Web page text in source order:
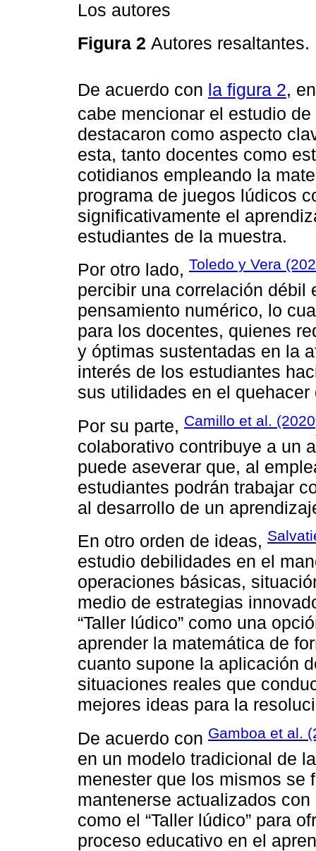
Los autores
Figura 2 Autores resaltantes.
De acuerdo con la figura 2,
cabe mencionar el estudio de
destacaron como aspecto
esta, tanto docentes como
cotidianos empleando la
programa de juegos lúdicos
significativamente el
estudiantes de la muestra.
Por otro lado, Toledo y Vera
percibir una correlación débil
pensamiento numérico, lo
para los docentes, quienes
y óptimas sustentadas en la
interés de los estudiantes
sus utilidades en el quehacer
Por su parte, Camillo et al. (2020
colaborativo contribuye a un
puede aseverar que, al
estudiantes podrán trabajar
al desarrollo de un
En otro orden de ideas,
estudio debilidades en el
operaciones básicas,
medio de estrategias
“Taller lúdico” como una
aprender la matemática de
cuanto supone la aplicación
situaciones reales que
mejores ideas para la
De acuerdo con Gamboa et al.
en un modelo tradicional de
menester que los mismos se
mantenerse actualizados
como el “Taller lúdico” para
proceso educativo en el